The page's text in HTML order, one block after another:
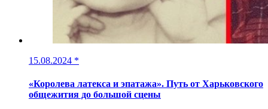
15.08.2024 *
«Королева латекса и эпатажа». Путь от Харьковского
общежития до большой сцены